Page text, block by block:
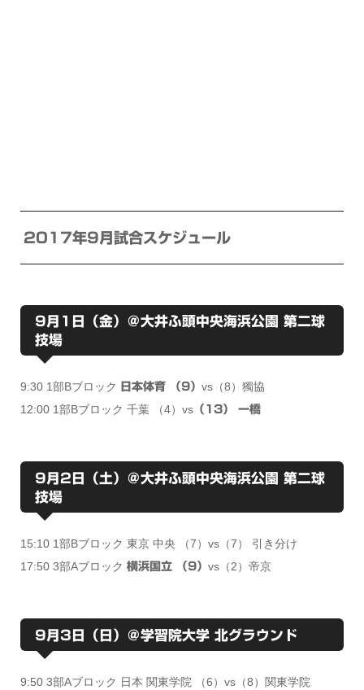
2017年9月試合スケジュール
9月1日（金）＠大井ふ頭中央海浜公園 第二球
技場
9:30 1部Bブロック 日本体育 （9） vs（8）獨協
12:00 1部Bブロック 千葉 （4）vs（13） 一橋
9月2日（土）＠大井ふ頭中央海浜公園 第二球
技場
15:10 1部Bブロック 東京 中央 （7）vs（7） 引き分け
17:50 3部Aブロック 横浜国立 （9） vs（2）帝京
9月3日（日）＠学習院大学 北グラウンド
9:50 3部Aブロック 日本 関東学院 （6）vs（8）関東学院